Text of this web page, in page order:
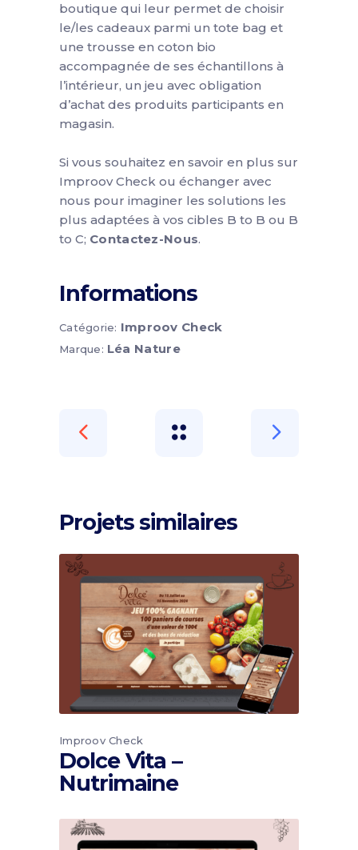
boutique qui leur permet de choisir
le/les cadeaux parmi un tote bag et
une trousse en coton bio
accompagnée de ses échantillons à
l’intérieur, un jeu avec obligation
d’achat des produits participants en
magasin.
Si vous souhaitez en savoir en plus sur
Improov Check ou échanger avec
nous pour imaginer les solutions les
plus adaptées à vos cibles B to B ou B
to C; Contactez-Nous.
Informations
Catégorie: Improov Check
Marque: Léa Nature
Projets similaires
Improov Check
Dolce Vita –
Nutrimaine